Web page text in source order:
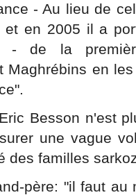
- Au lieu de
et en 2005 il a
- de la
Maghrébins en
Besson n'est
une vague
des familles
père: "il faut au